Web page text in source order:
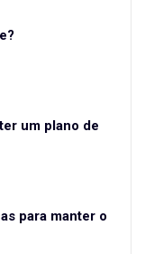
um plano de
para manter o